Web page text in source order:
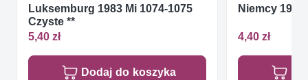
Luksemburg 1983 Mi 1074-1075
Czyste **
5,40 zł
Dodaj do koszyka
Niemcy 1991
4,40 zł